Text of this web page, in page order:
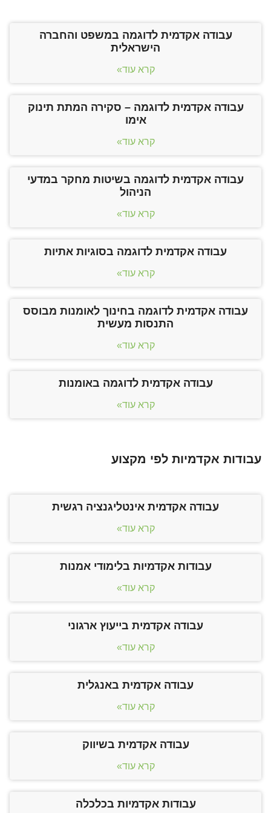
עבודה אקדמית לדוגמה במשפט והחברה
הישראלית
קרא עוד»
עבודה אקדמית לדוגמה – סקירה המתת תינוק
אימו
קרא עוד»
עבודה אקדמית לדוגמה בשיטות מחקר במדעי
הניהול
קרא עוד»
עבודה אקדמית לדוגמה בסוגיות אתיות
קרא עוד»
עבודה אקדמית לדוגמה בחינוך לאומנות מבוסס
התנסות מעשית
קרא עוד»
עבודה אקדמית לדוגמה באומנות
קרא עוד»
עבודות אקדמיות לפי מקצוע
עבודה אקדמית אינטליגנציה רגשית
קרא עוד»
עבודות אקדמיות בלימודי אמנות
קרא עוד»
עבודה אקדמית בייעוץ ארגוני
קרא עוד»
עבודה אקדמית באנגלית
קרא עוד»
עבודה אקדמית בשיווק
קרא עוד»
עבודות אקדמיות בכלכלה